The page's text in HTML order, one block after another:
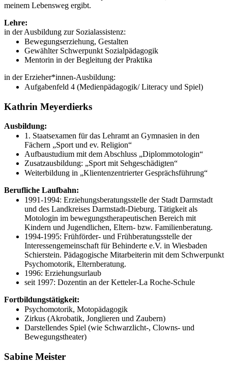
meinem Lebensweg ergibt.
Lehre:
in der Ausbildung zur Sozialassistenz:
Bewegungserziehung, Gestalten
Gewählter Schwerpunkt Sozialpädagogik
Mentorin in der Begleitung der Praktika
in der Erzieher*innen-Ausbildung:
Aufgabenfeld 4 (Medienpädagogik/ Literacy und Spiel)
Kathrin Meyerdierks
Ausbildung:
1. Staatsexamen für das Lehramt an Gymnasien in den
Fächern „Sport und ev. Religion“
Aufbaustudium mit dem Abschluss „Diplommotologin“
Zusatzausbildung: „Sport mit Sehgeschädigten“
Weiterbildung in „Klientenzentrierter Gesprächsführung“
Berufliche Laufbahn:
1991-1994: Erziehungsberatungsstelle der Stadt Darmstadt
und des Landkreises Darmstadt-Dieburg. Tätigkeit als
Motologin im bewegungstherapeutischen Bereich mit
Kindern und Jugendlichen, Eltern- bzw. Familienberatung.
1994-1995: Frühförder- und Frühberatungsstelle der
Interessengemeinschaft für Behinderte e.V. in Wiesbaden
Schierstein. Pädagogische Mitarbeiterin mit dem Schwerpunkt
Psychomotorik, Elternberatung.
1996: Erziehungsurlaub
seit 1997: Dozentin an der Ketteler-La Roche-Schule
Fortbildungstätigkeit:
Psychomotorik, Motopädagogik
Zirkus (Akrobatik, Jonglieren und Zaubern)
Darstellendes Spiel (wie Schwarzlicht-, Clowns- und
Bewegungstheater)
Sabine Meister